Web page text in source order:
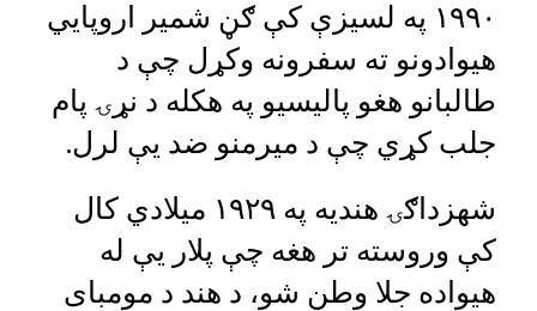
۱۹۹۰ په لسیزې کې ګڼ شمیر اروپایي
هیوادونو ته سفرونه وکړل چې د
طالبانو هغو پالیسیو په هکله د نړۍ پام
جلب کړي چې د میرمنو ضد یې لرل.
شهزداګۍ هندیه په ۱۹۲۹ میلادي کال
کې وروسته تر هغه چې پلار یې له
هیواده جلا وطن شو، د هند د مومبای